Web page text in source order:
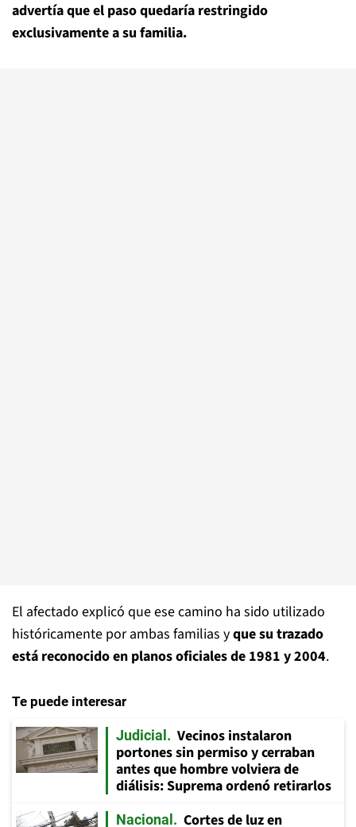
advertía que el paso quedaría restringido
exclusivamente a su familia.
El afectado explicó que ese camino ha sido utilizado
históricamente por ambas familias yque su trazado
está reconocido en planos oficiales de 1981 y 2004.
Te puede interesar
Judicial
Vecinos instalaron
portones sin permiso y cerraban
antes que hombre volviera de
diálisis: Suprema ordenó retirarlos
Nacional Cortes de luz en